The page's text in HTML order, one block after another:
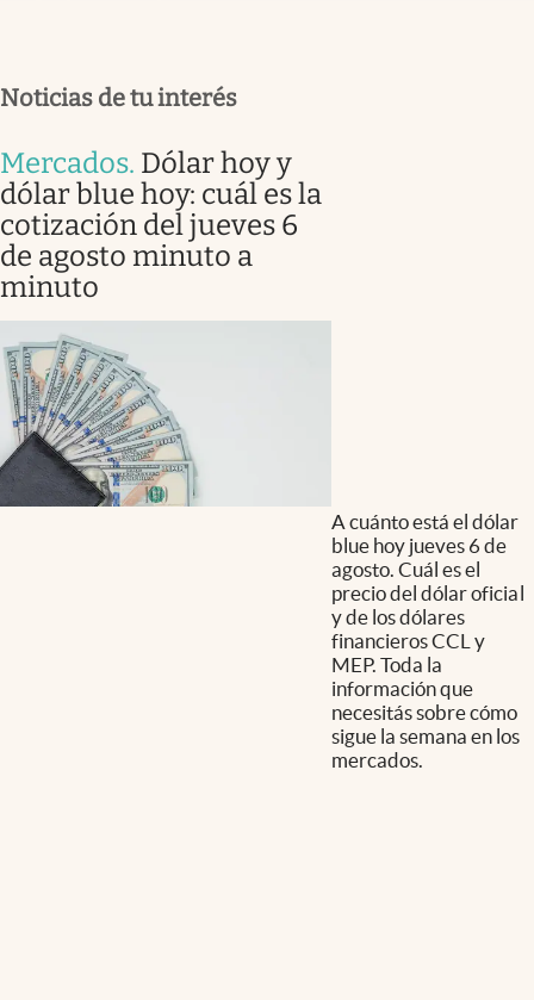
Noticias de tu interés
Mercados. Dólar hoy y
dólar blue hoy: cuál es la
cotización del jueves 6
de agosto minuto a
minuto
A cuánto está el dólar
blue hoy jueves 6 de
agosto. Cuál es el
precio del dólar oficial
y de los dólares
financieros CCL y
MEP. Toda la
información que
necesitás sobre cómo
sigue la semana en los
mercados.